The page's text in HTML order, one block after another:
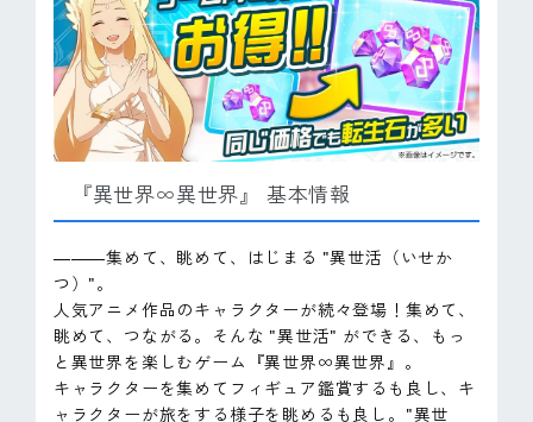
『異世界∞異世界』 基本情報
―――集めて、眺めて、はじまる "異世活（いせか
つ）"。
人気アニメ作品のキャラクターが続々登場！集めて、
眺めて、つながる。そんな "異世活" ができる、もっ
と異世界を楽しむゲーム『異世界∞異世界』。
キャラクターを集めてフィギュア鑑賞するも良し、キ
ャラクターが旅をする様子を眺めるも良し。"異世